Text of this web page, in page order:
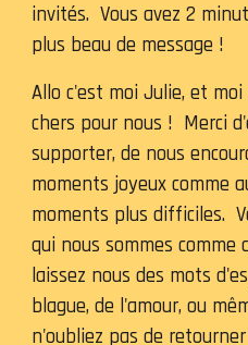
invités. Vous avez 2
plus beau de message !
Allo c'est moi Julie, et
chers pour nous ! Merci
supporter, de nous
moments joyeux comme
moments plus difficiles.
qui nous sommes
laissez nous des mots
blague, de l'amour, ou
n'oubliez pas de